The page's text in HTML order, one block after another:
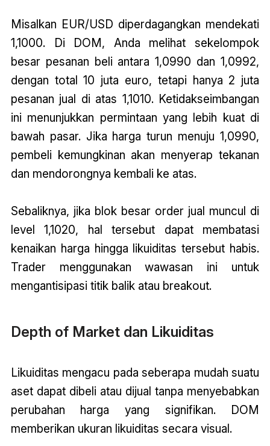
Misalkan EUR/USD diperdagangkan mendekati
1,1000. Di DOM, Anda melihat sekelompok
besar pesanan beli antara 1,0990 dan 1,0992,
dengan total 10 juta euro, tetapi hanya 2 juta
pesanan jual di atas 1,1010. Ketidakseimbangan
ini menunjukkan permintaan yang lebih kuat di
bawah pasar. Jika harga turun menuju 1,0990,
pembeli kemungkinan akan menyerap tekanan
dan mendorongnya kembali ke atas.
Sebaliknya, jika blok besar order jual muncul di
level 1,1020, hal tersebut dapat membatasi
kenaikan harga hingga likuiditas tersebut habis.
Trader menggunakan wawasan ini untuk
mengantisipasi titik balik atau breakout.
Depth of Market dan Likuiditas
Likuiditas mengacu pada seberapa mudah suatu
aset dapat dibeli atau dijual tanpa menyebabkan
perubahan harga yang signifikan. DOM
memberikan ukuran likuiditas secara visual.